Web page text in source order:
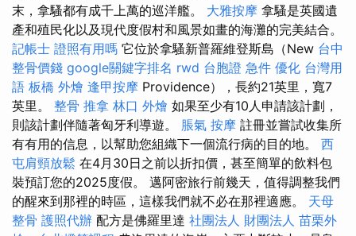
末，拿騷都有成千上萬的巡洋艦。 大雅按摩 拿騷是英國遺
產和殖民化以及現代度假村和風景如畫的海灘的完美結合。
記帳士 證照有用嗎 它位於拿騷新普羅維登斯島（New 台中
整骨價錢 google關鍵字排名 rwd 台胞證 急件 優化 台灣用
語 板橋 外燴 逢甲按摩 Providence），長約21英里，寬7
英里。 整骨 推拿 林口 外燴 如果至少有10人申請該計劃，
則該計劃伴隨著匈牙利導遊。 脹氣 按摩 註冊並嘗試收集所
有有用的信息，以幫助您組織下一個流行病的目的地。 西
屯肩頸放鬆 在4月30日之前以折扣價，甚至簡單的飲料包
裝預訂您的2025度假。 邁阿密旅行前幾天，值得調整我們
的醒來到那裡的時區，這樣我們就不必在那裡適應。 天母
整骨 護照代辦 配方是佛羅里達 社團法人 財團法人 苗栗外